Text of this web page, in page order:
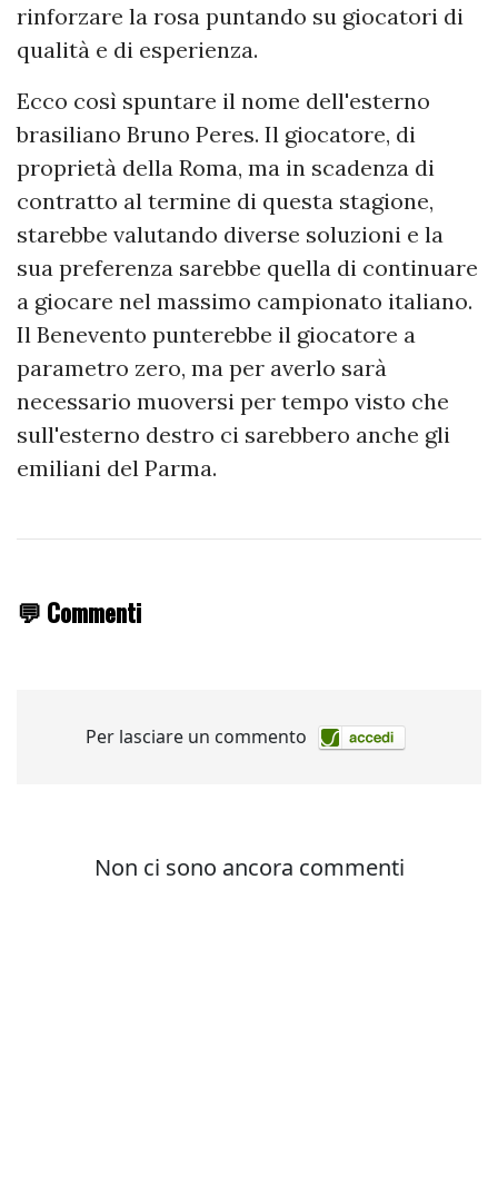
rinforzare la rosa puntando su giocatori di
qualità e di esperienza.
Ecco così spuntare il nome dell'esterno
brasiliano Bruno Peres. Il giocatore, di
proprietà della Roma, ma in scadenza di
contratto al termine di questa stagione,
starebbe valutando diverse soluzioni e la
sua preferenza sarebbe quella di continuare
a giocare nel massimo campionato italiano.
Il Benevento punterebbe il giocatore a
parametro zero, ma per averlo sarà
necessario muoversi per tempo visto che
sull'esterno destro ci sarebbero anche gli
emiliani del Parma.
💬 Commenti